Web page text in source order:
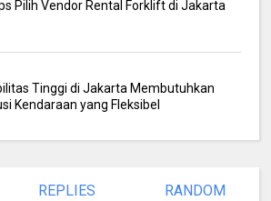
Pilih Vendor Rental Forklift di Jakarta
Tinggi di Jakarta Membutuhkan
Kendaraan yang Fleksibel
REPLIES RANDOM